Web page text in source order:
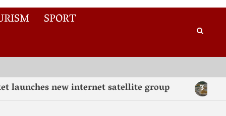
SPORT
new internet satellite group